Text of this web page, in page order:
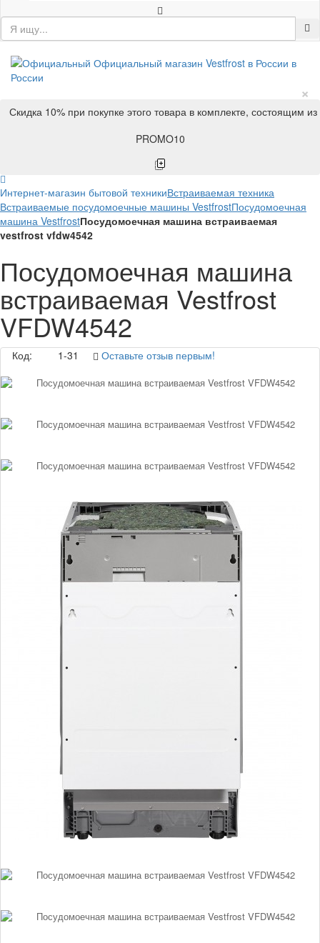
×
Скидка 10% при покупке этого товара в комплекте, состоящим
PROMO10
Интернет-магазин бытовой техникиВстраиваемая техника
Встраиваемые посудомоечные машины VestfrostПосудомоечная
машина VestfrostПосудомоечная машина встраиваемая
vestfrost vfdw4542
Посудомоечная машина
встраиваемая Vestfrost
VFDW4542
Код: 1-31 Оставьте отзыв первым!